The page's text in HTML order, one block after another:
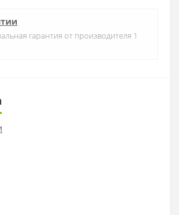
гарантия от производителя 1